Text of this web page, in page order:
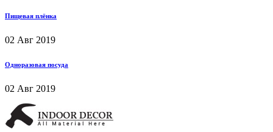
Пищевая плёнка
02 Авг 2019
Одноразовая посуда
02 Авг 2019